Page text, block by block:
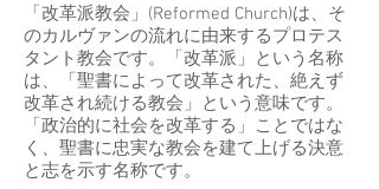
「改革派教会」(Reformed Church)は、そ
のカルヴァンの流れに由来するプロテス
タント教会です。「改革派」という名称
は、「聖書によって改革された、絶えず
改革され続ける教会」という意味です。
「政治的に社会を改革する」ことではな
く、聖書に忠実な教会を建て上げる決意
と志を示す名称です。